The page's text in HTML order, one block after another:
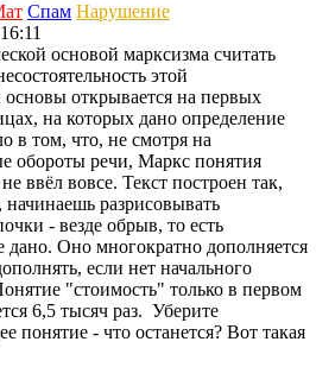
Спам Нарушение
основой марксизма считать
этой
основы открывается на первых
на которых дано определение
в том, что, не смотря на
обороты речи, Маркс понятия
вовсе. Текст построен так,
начинаешь разрисовывать
- везде обрыв, то есть
дано. Оно многократно дополняется
если нет начального
"стоимость" только в первом
6,5 тысяч раз. Уберите
понятие - что останется? Вот такая